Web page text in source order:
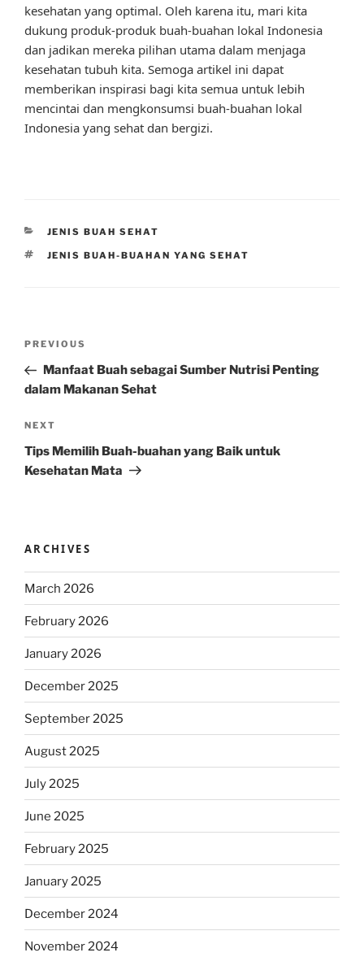
kesehatan yang optimal. Oleh karena itu, mari kita
dukung produk-produk buah-buahan lokal Indonesia
dan jadikan mereka pilihan utama dalam menjaga
kesehatan tubuh kita. Semoga artikel ini dapat
memberikan inspirasi bagi kita semua untuk lebih
mencintai dan mengkonsumsi buah-buahan lokal
Indonesia yang sehat dan bergizi.
CATEGORIES
JENIS BUAH SEHAT
TAGS
JENIS BUAH-BUAHAN YANG SEHAT
Previous
Post
PREVIOUS
Manfaat Buah sebagai Sumber Nutrisi Penting
dalam Makanan Sehat
Next
Post
NEXT
Tips Memilih Buah-buahan yang Baik untuk
Kesehatan Mata
ARCHIVES
March 2026
February 2026
January 2026
December 2025
September 2025
August 2025
July 2025
June 2025
February 2025
January 2025
December 2024
November 2024